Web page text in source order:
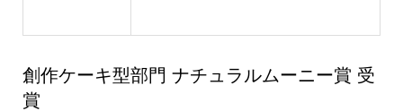
創作ケーキ型部門 ナチュラルムーニー賞 受
賞